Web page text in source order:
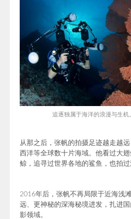
追逐独属于海洋的浪漫与生
从那之后，张帆的拍摄足迹越走越远
西洋等全球数十片海域。他看过大
鲸，追寻过世界各地的鲨鱼，也拍
2016年后，张帆不再局限于近海浅
远、更神秘的深海秘境进发，扎进
影领域。